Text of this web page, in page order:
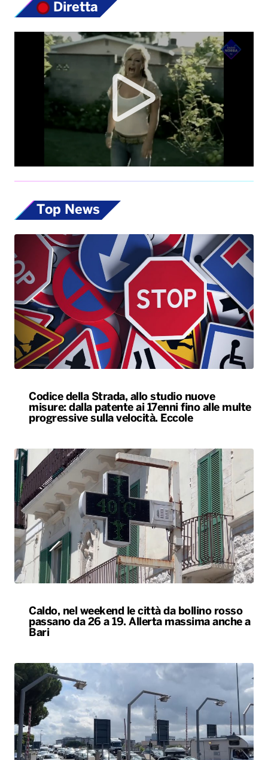
Diretta
Top News
Codice della Strada, allo studio nuove
misure: dalla patente ai 17enni fino alle multe
progressive sulla velocità. Eccole
Caldo, nel weekend le città da bollino rosso
passano da 26 a 19. Allerta massima anche a
Bari